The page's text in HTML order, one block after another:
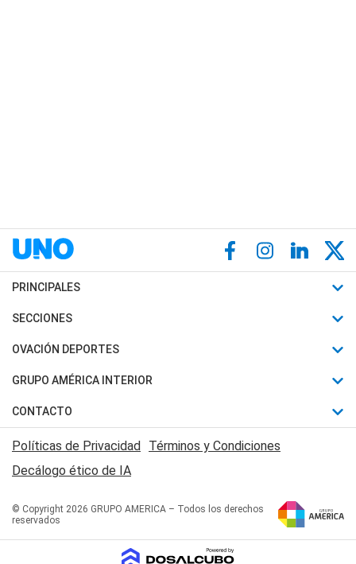
PRINCIPALES
Últimas Noticias
Política
Judiciales
Economia
SECCIONES
Horóscopo
Motores
Trucos caseros
Series y Películas
Edictos y Solicitadas
OVACIÓN DEPORTES
Fútbol
Mundial
Automovilismo
Rugby
Básquet
GRUPO AMÉRICA INTERIOR
Canal 7 en Vivo
San Juan 8
CONTACTO
Acerca de Nosotros
Contactanos
Políticas de Privacidad Términos y Condiciones
Decálogo ético de IA
© Copyright 2026 GRUPO AMERICA – Todos los derechos
reservados